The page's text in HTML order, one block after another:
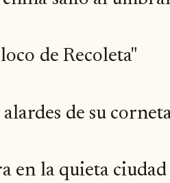
de Recoleta"
de su
en la quieta ciudad